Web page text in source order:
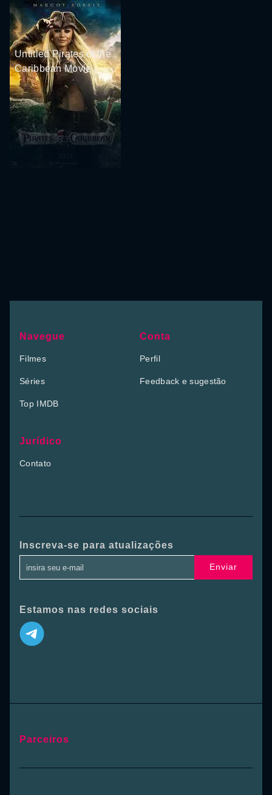
Untitled Pirates of the
Caribbean Movie
Navegue
Filmes
Séries
Top IMDB
Conta
Perfil
Feedback e sugestão
Jurídico
Contato
Inscreva-se para atualizações
Enviar
Estamos nas redes sociais
Parceiros